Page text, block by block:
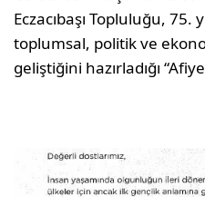
Eczacıbaşı Topluluğu,
toplumsal, politik ve
geliştiğini hazırladığı